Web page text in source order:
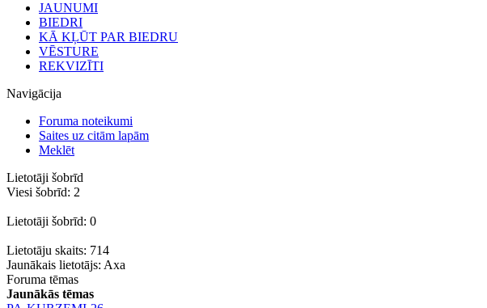
JAUNUMI
BIEDRI
KĀ KĻŪT PAR BIEDRU
VĒSTURE
REKVIZĪTI
Navigācija
Foruma noteikumi
Saites uz citām lapām
Meklēt
Lietotāji šobrīd
Viesi šobrīd: 2
Lietotāji šobrīd: 0
Lietotāju skaits: 714
Jaunākais lietotājs: Axa
Foruma tēmas
Jaunākās tēmas